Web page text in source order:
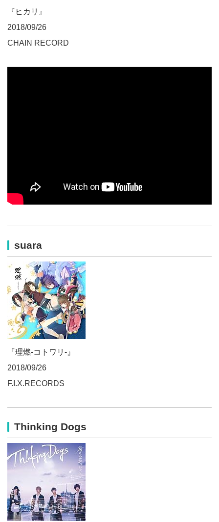
『ヒカリ』
2018/09/26
CHAIN RECORD
suara
『理燃-コトワリ-』
2018/09/26
F.I.X.RECORDS
Thinking Dogs